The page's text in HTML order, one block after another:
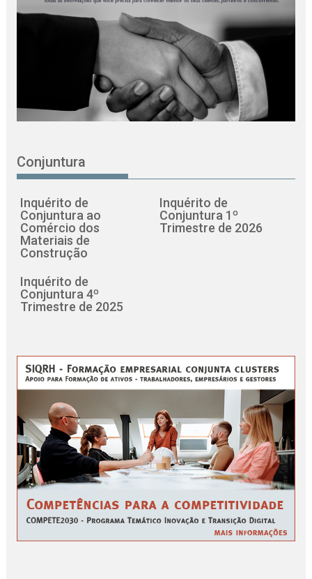
Conjuntura
Inquérito de
Conjuntura ao
Comércio dos
Materiais de
Construção
Inquérito de
Conjuntura 1º
Trimestre de 2026
Inquérito de
Conjuntura 4º
Trimestre de 2025